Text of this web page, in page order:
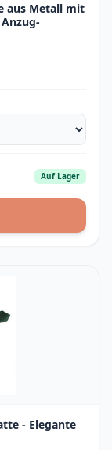
aus Metall mit
Auf Lager
- Elegante